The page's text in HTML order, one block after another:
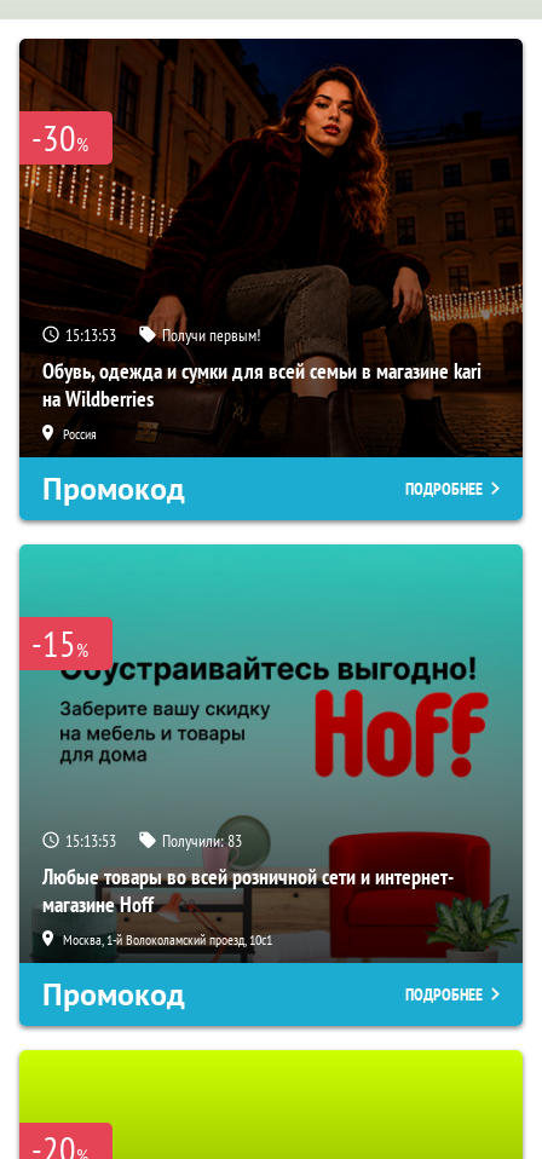
-30%
15:13:51 Получи первым!
Обувь, одежда и сумки для всей семьи в магазине kari
на Wildberries
Россия
Промокод ПОДРОБНЕЕ
-15%
15:13:51 Получили:83
Любые товары во всей розничной сети и интернет-
магазине Hoff
Москва, 1-й Волоколамский проезд, 10с1
Промокод ПОДРОБНЕЕ
-20